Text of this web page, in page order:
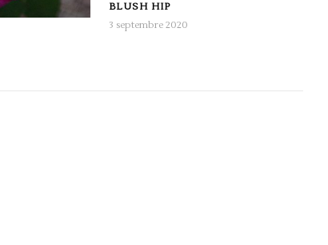
BLUSH HIP
3 septembre 2020